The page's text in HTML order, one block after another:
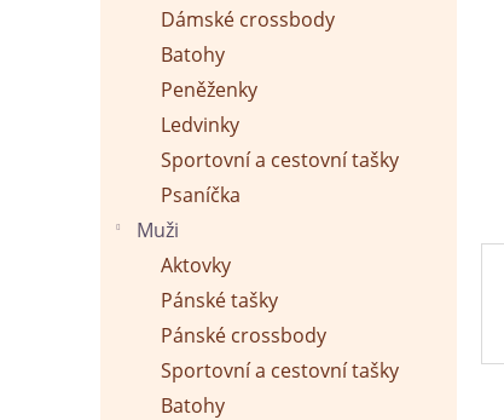
Dámské crossbody
Batohy
Peněženky
Ledvinky
Sportovní a cestovní tašky
Psaníčka
Muži
Aktovky
Pánské tašky
Pánské crossbody
Sportovní a cestovní tašky
Batohy